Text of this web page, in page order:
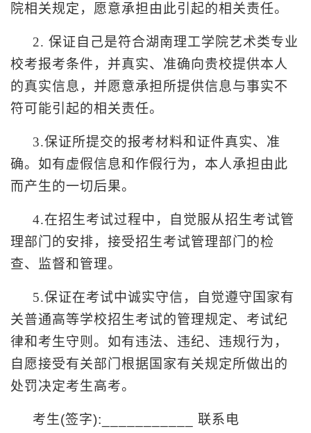
院相关规定，愿意承担由此引起的相关责任。
2. 保证自己是符合湖南理工学院艺术类专业
校考报考条件，并真实、准确向贵校提供本人
的真实信息，并愿意承担所提供信息与事实不
符可能引起的相关责任。
3.保证所提交的报考材料和证件真实、准
确。如有虚假信息和作假行为，本人承担由此
而产生的一切后果。
4.在招生考试过程中，自觉服从招生考试管
理部门的安排，接受招生考试管理部门的检
查、监督和管理。
5.保证在考试中诚实守信，自觉遵守国家有
关普通高等学校招生考试的管理规定、考试纪
律和考生守则。如有违法、违纪、违规行为，
自愿接受有关部门根据国家有关规定所做出的
处罚决定考生高考。
考生(签字):___________ 联系电